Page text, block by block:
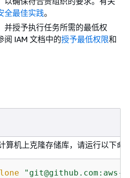
全最佳实践。
并授予执行任务所需的最低权
阅 IAM 文档中的授予最低权限和
算机上克隆存储库，请运行以下命